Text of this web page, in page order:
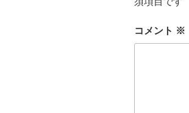
コメント ※